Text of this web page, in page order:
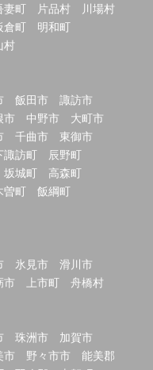
妻町 片品村
川場村
倉町
明和町
村
飯田市
諏訪市
市 中野市
大町市
千曲市
東御市
諏訪町
辰野町
坂城町
高森町
曽町
飯綱町
氷見市
滑川市
市 上市町 舟橋村
珠洲市
加賀市
市 野々市市
能美郡